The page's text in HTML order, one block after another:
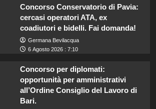
Concorso Conservatorio di Pavia:
cercasi operatori ATA, ex
coadiutori e bidelli. Fai domanda!
Germana Bevilacqua
6 Agosto 2026 : 7:10
Concorso per diplomati:
opportunità per amministrativi
all’Ordine Consiglio del Lavoro di
Bari.